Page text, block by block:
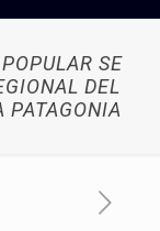
SE
DEL
PATAGONIA